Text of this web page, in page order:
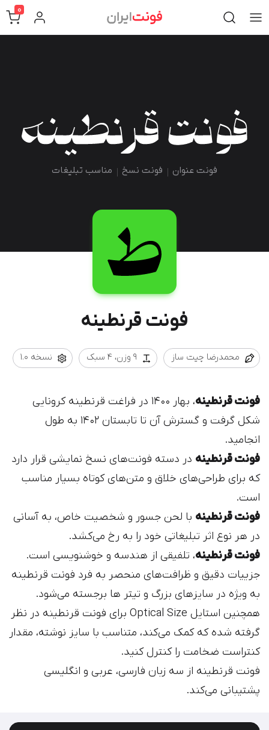
0
فونت عنوان فونت نسخ مناسب تبلیغات
فونت قرنطینه
محمدرضا چیت ساز 9 وزن، 4 سبک نسخه 1.0
فونت قرنطینه
، بهار ۱۴۰۰ در فراغت قرنطینه کرونایی
شکل گرفت و گسترش آن تا تابستان ۱۴۰۲ به طول
انجامید.
فونت قرنطینه در دسته فونت‌های نسخ نمایشی قرار دارد
که برای طراحی‌های خلاق و متن‌های کوتاه بسیار مناسب
است.
فونت قرنطینه با لحن جسور و شخصیت خاص‌، به آسانی
در هر نوع اثر تبلیغاتی خود را به رخ می‌کشد.
فونت قرنطینه، تلفیقی از هندسه و خوشنویسی است.
جزییات دقیق و ظرافت‌های منحصر به فرد فونت قرنطینه
به ویژه در سایز‌های بزرگ و تیتر ها برجسته می‌شود.
همچنین استایل Optical Size برای فونت قرنطینه در نظر
گرفته شده که کمک می‌کند، متناسب با سایز نوشته، مقدار
کنتراست ضخامت را کنترل کنید.
فونت قرنطینه از سه زبان فارسی، عربی و انگلیسی
پشتیبانی می‌کند.